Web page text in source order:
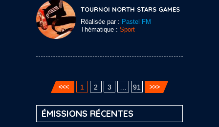
TOURNOI NORTH STARS GAMES
Réalisée par : Pastel FM
Thématique : Sport
1 2 3 91
ÉMISSIONS RÉCENTES